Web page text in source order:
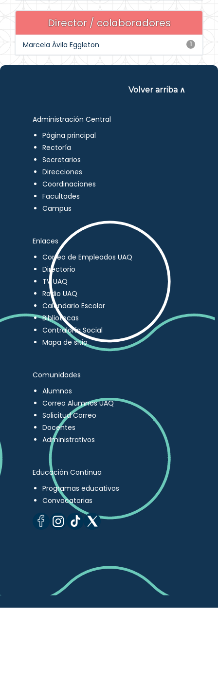
Director / colaboradores
1
Marcela Ávila Eggleton
Volver arriba ∧
Administración Central
Página principal
Rectoría
Secretarios
Direcciones
Coordinaciones
Facultades
Campus
Enlaces
Correo de Empleados UAQ
Directorio
TV UAQ
Radio UAQ
Calendario Escolar
Bibliotecas
Contraloría Social
Mapa de sitio
Comunidades
Alumnos
Correo Alumnos UAQ
Solicitud Correo
Docentes
Administrativos
Educación Continua
Programas educativos
Convocatorias